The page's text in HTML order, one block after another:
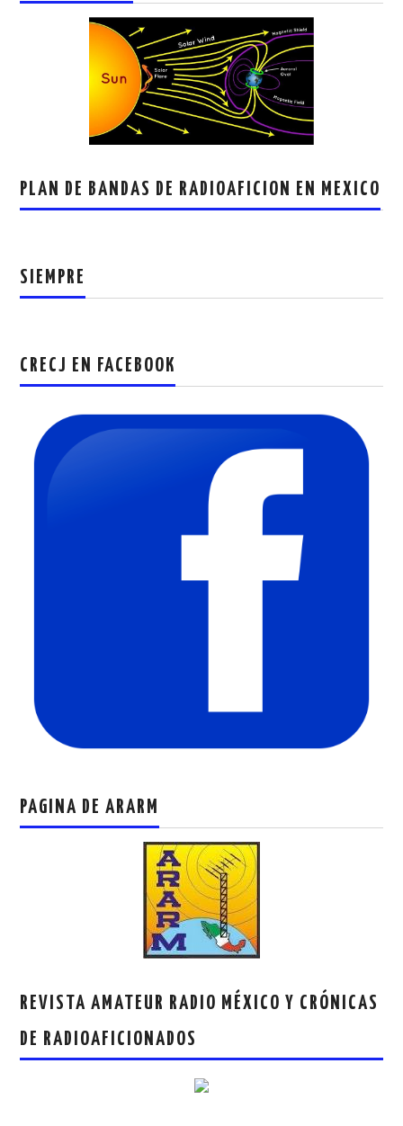
PLAN DE BANDAS DE RADIOAFICION EN MEXICO
SIEMPRE
CRECJ EN FACEBOOK
PAGINA DE ARARM
REVISTA AMATEUR RADIO MÉXICO Y CRÓNICAS
DE RADIOAFICIONADOS